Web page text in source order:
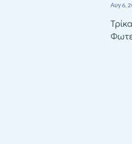
Αυγ 6,